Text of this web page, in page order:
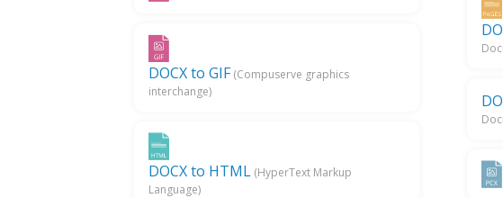
DOCX to GIF (Compuserve graphics
interchange)
DOCX to HTML (HyperText Markup
Language)